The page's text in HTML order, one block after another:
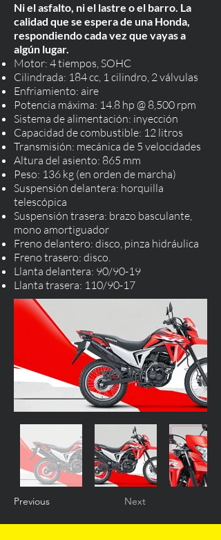
Ni el asfalto, ni el lastre o el barro. La
calidad que se espera de una Honda,
respondiendo cada vez que vayas a
algún lugar.
Motor: 4 tiempos, SOHC
Cilindrada: 184 cc, 1 cilindro, 2 válvulas
Enfriamiento: aire
Potencia máxima: 14.8 hp @ 8,500 rpm
Sistema de alimentación: inyección
Capacidad de combustible: 12 litros
Transmisión: mecánica de 5 velocidades
Altura del asiento: 865 mm
Peso: 136 kg (en orden de marcha)
Suspensión delantera: horquilla
telescópica
Suspensión trasera: brazo basculante,
mono amortiguador
Freno delantero: disco, pinza hidráulica
Freno trasero: disco.
Llanta delantera: 90/90-19
Llanta trasera: 110/90-17
Previous Next